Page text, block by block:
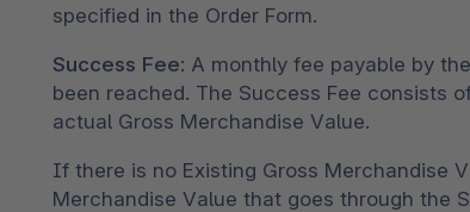
specified in the Order Form.
Success Fee: A monthly fee payable by
been reached. The Success Fee consists
actual Gross Merchandise Value.
If there is no Existing Gross Merchandise
Merchandise Value that goes through the